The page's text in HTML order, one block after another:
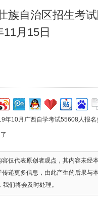
自治区招生考试
月15日
年10月广西自学考试55608人报名
容仅代表原创者观点，其内容未经
递更多信息，由此产生的后果与
们将会及时处理。